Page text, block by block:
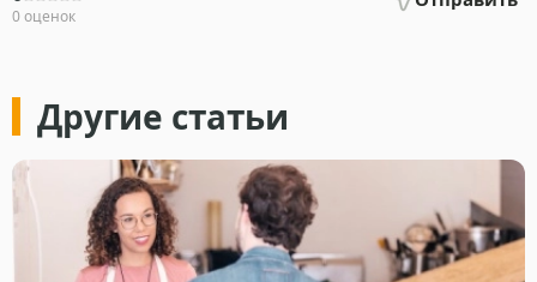
0 оценок
Другие статьи